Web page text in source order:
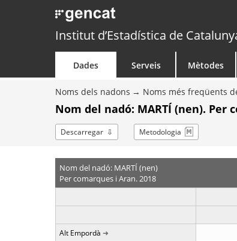
Institut d’Estadística de
Dades Serveis Mètodes
Noms dels nadons Noms més freqüents
Nom del nadó: MARTÍ (nen). Per
Descarregar Metodologia
Nom del nadó: MARTÍ (nen)
Per comarques i Aran. 2018
Alt Empordà